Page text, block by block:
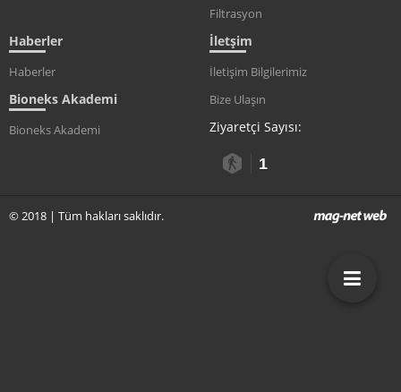
Filtrasyon
Haberler
Haberler
Bioneks Akademi
Bioneks Akademi
İletşim
İletişim Bilgilerimiz
Bize Ulaşın
Ziyaretçi Sayısı:
1
© 2018 | Tüm hakları saklıdır.